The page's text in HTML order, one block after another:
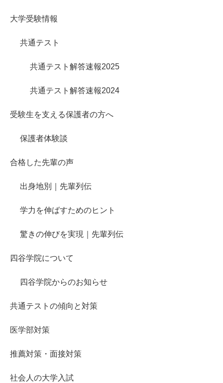
大学受験情報
共通テスト
共通テスト解答速報2025
共通テスト解答速報2024
受験生を支える保護者の方へ
保護者体験談
合格した先輩の声
出身地別｜先輩列伝
学力を伸ばすためのヒント
驚きの伸びを実現｜先輩列伝
四谷学院について
四谷学院からのお知らせ
共通テストの傾向と対策
医学部対策
推薦対策・面接対策
社会人の大学入試